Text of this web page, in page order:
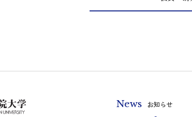
News お知らせ